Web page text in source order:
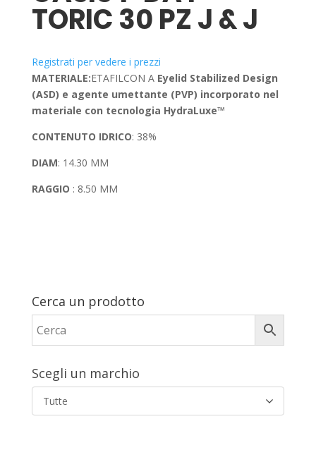
TORIC 30 PZ J & J
Registrati per vedere i prezzi
MATERIALE:ETAFILCON A Eyelid Stabilized Design
(ASD) e agente umettante (PVP) incorporato nel
materiale con tecnologia HydraLuxe™
CONTENUTO IDRICO: 38%
DIAM: 14.30 MM
RAGGIO : 8.50 MM
Cerca un prodotto
Scegli un marchio
Tutte